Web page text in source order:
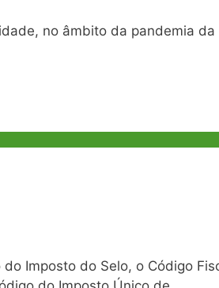
no âmbito da pandemia da
Imposto do Selo, o Código